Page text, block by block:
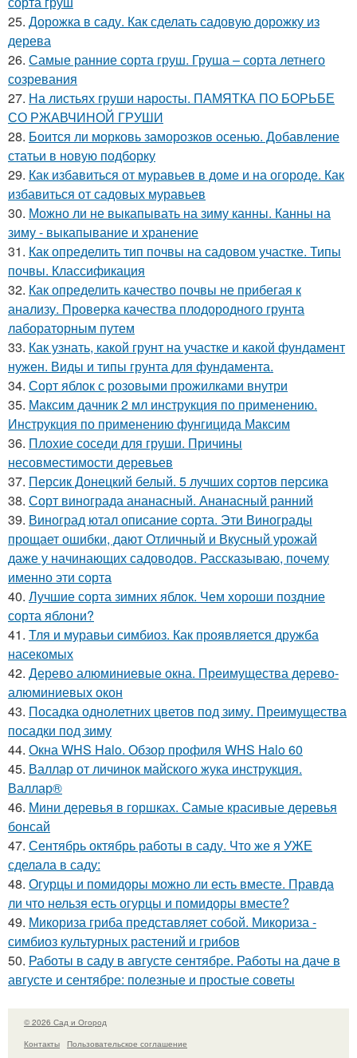
25. Дорожка в саду. Как сделать садовую дорожку из
дерева
26. Самые ранние сорта груш. Груша – сорта летнего
созревания
27. На листьях груши наросты. ПАМЯТКА ПО БОРЬБЕ
СО РЖАВЧИНОЙ ГРУШИ
28. Боится ли морковь заморозков осенью. Добавление
статьи в новую подборку
29. Как избавиться от муравьев в доме и на огороде. Как
избавиться от садовых муравьев
30. Можно ли не выкапывать на зиму канны. Канны на
зиму - выкапывание и хранение
31. Как определить тип почвы на садовом участке. Типы
почвы. Классификация
32. Как определить качество почвы не прибегая к
анализу. Проверка качества плодородного грунта
лабораторным путем
33. Как узнать, какой грунт на участке и какой фундамент
нужен. Виды и типы грунта для фундамента.
34. Сорт яблок с розовыми прожилками внутри
35. Максим дачник 2 мл инструкция по применению.
Инструкция по применению фунгицида Максим
36. Плохие соседи для груши. Причины
несовместимости деревьев
37. Персик Донецкий белый. 5 лучших сортов персика
38. Сорт винограда ананасный. Ананасный ранний
39. Виноград ютал описание сорта. Эти Винограды
прощает ошибки, дают Отличный и Вкусный урожай
даже у начинающих садоводов. Рассказываю, почему
именно эти сорта
40. Лучшие сорта зимних яблок. Чем хороши поздние
сорта яблони?
41. Тля и муравьи симбиоз. Как проявляется дружба
насекомых
42. Дерево алюминиевые окна. Преимущества дерево-
алюминиевых окон
43. Посадка однолетних цветов под зиму. Преимущества
посадки под зиму
44. Окна WHS Halo. Обзор профиля WHS Halo 60
45. Валлар от личинок майского жука инструкция.
Валлар®
46. Мини деревья в горшках. Самые красивые деревья
бонсай
47. Сентябрь октябрь работы в саду. Что же я УЖЕ
сделала в саду:
48. Огурцы и помидоры можно ли есть вместе. Правда
ли что нельзя есть огурцы и помидоры вместе?
49. Микориза гриба представляет собой. Микориза -
симбиоз культурных растений и грибов
50. Работы в саду в августе сентябре. Работы на даче в
августе и сентябре: полезные и простые советы
© 2026 Сад и Огород
Контакты
Пользовательское соглашение